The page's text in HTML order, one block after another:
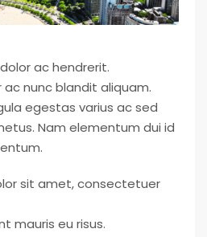
ac hendrerit.
nunc blandit aliquam.
egestas varius ac sed
Nam elementum dui id
sit amet, consectetuer
mauris eu risus.